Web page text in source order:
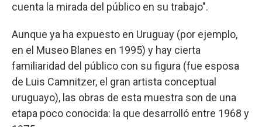
cuenta la mirada del público en su trabajo".
Aunque ya ha expuesto en Uruguay (por ejemplo,
en el Museo Blanes en 1995) y hay cierta
familiaridad del público con su figura (fue esposa
de Luis Camnitzer, el gran artista conceptual
uruguayo), las obras de esta muestra son de una
etapa poco conocida: la que desarrolló entre 1968 y